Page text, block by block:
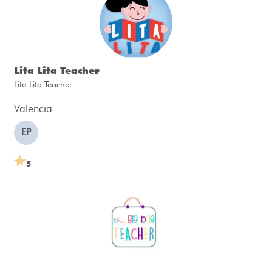
Lita Lita Teacher
Lita Lita Teacher
Valencia
EP
5